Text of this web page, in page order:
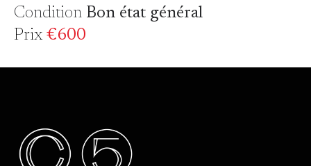
Condition Bon état général
Prix€600